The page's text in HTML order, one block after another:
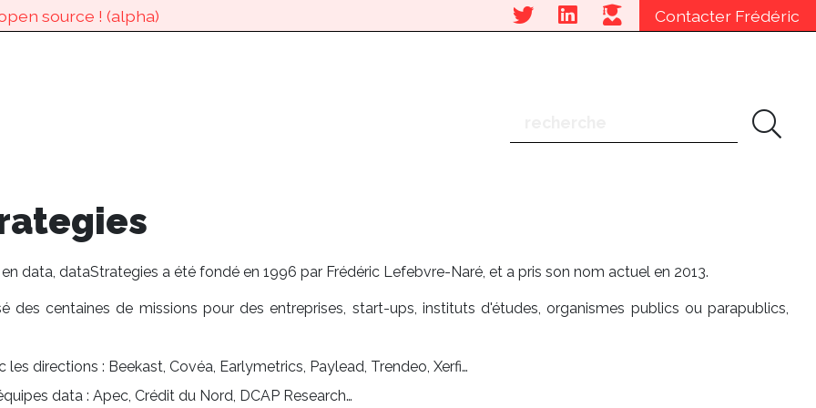
source ! (alpha)
source ! (alpha)
Contacter Frédéric
data, dataStrategies a été fondé en 1996 par Frédéric Lefebvre-Naré, et a pris son nom actuel en 2013.
des centaines de missions pour des entreprises, start-ups, instituts d'études, organismes publics ou parapublics,
les directions : Beekast, Covéa, Earlymetrics, Paylead, Trendeo, Xerfi…
data : Apec, Crédit du Nord, DCAP Research…